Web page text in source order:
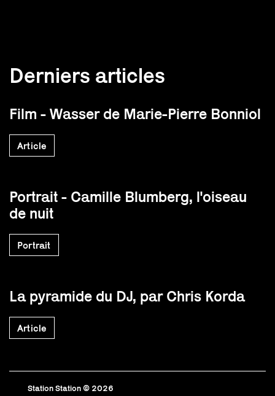
Derniers articles
Film - Wasser de Marie-Pierre Bonniol
Article
Portrait - Camille Blumberg, l'oiseau
de nuit
Portrait
La pyramide du DJ, par Chris Korda
Article
Station Station © 2026